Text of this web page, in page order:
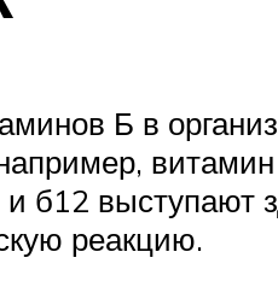
Б в
б12 выступают
реакцию.